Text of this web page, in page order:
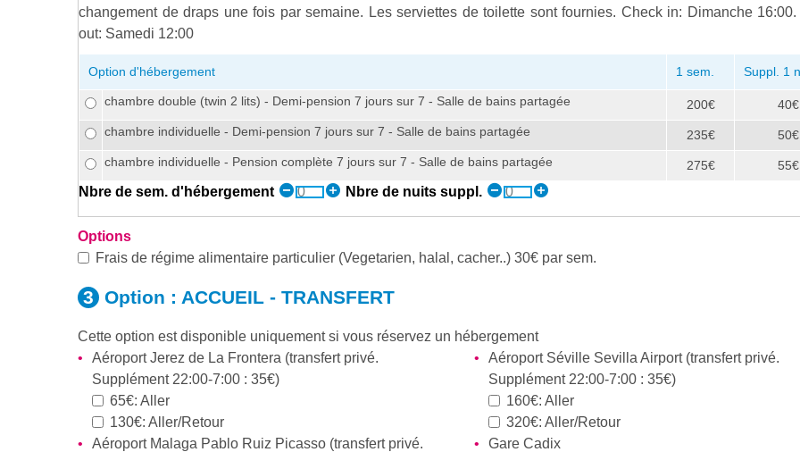
changement de draps une fois par semaine. Les serviettes de toilette sont fournies. Check in: Dimanche
out: Samedi 12:00
Option d'hébergement 1 sem. Suppl. 1
chambre double (twin 2 lits) - Demi-pension 7 jours sur 7 - Salle de bains partagée 200€
40€
chambre individuelle - Demi-pension 7 jours sur 7 - Salle de bains partagée
235€
50€
chambre individuelle - Pension complète 7 jours sur 7 - Salle de bains partagée
275€ 55€
Nbre de sem. d'hébergement Nbre de nuits suppl.
Options
Frais de régime alimentaire particulier (Vegetarien, halal, cacher..) 30€ par sem.
Option : ACCUEIL - TRANSFERT
Cette option est disponible uniquement si vous réservez un hébergement
Aéroport Jerez de La Frontera (transfert privé.
Supplément 22:00-7:00 : 35€)
65€: Aller
130€: Aller/Retour
Aéroport Malaga Pablo Ruiz Picasso (transfert privé.
Aéroport Séville Sevilla Airport (transfert privé.
Supplément 22:00-7:00 : 35€)
160€: Aller
320€: Aller/Retour
Gare Cadix